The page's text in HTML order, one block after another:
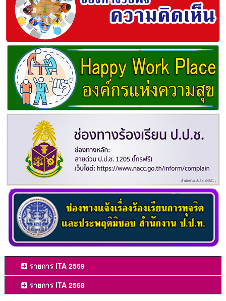
รายการ ITA 2569
รายการ ITA 2568